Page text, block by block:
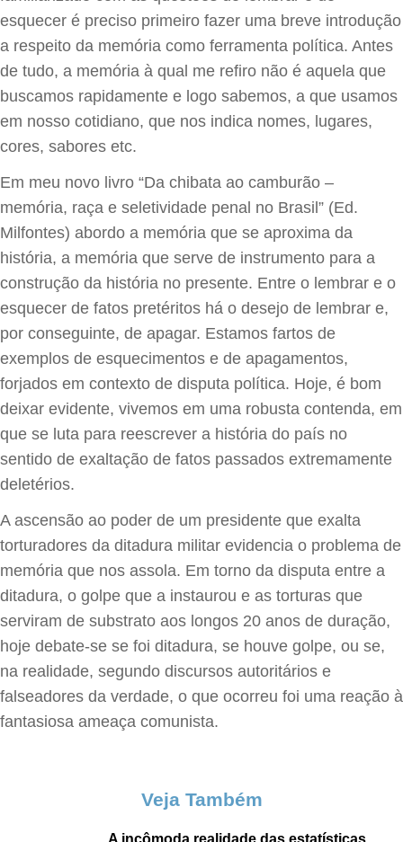
esquecer é preciso primeiro fazer uma breve introdução
a respeito da memória como ferramenta política. Antes
de tudo, a memória à qual me refiro não é aquela que
buscamos rapidamente e logo sabemos, a que usamos
em nosso cotidiano, que nos indica nomes, lugares,
cores, sabores etc.
Em meu novo livro “Da chibata ao camburão –
memória, raça e seletividade penal no Brasil” (Ed.
Milfontes) abordo a memória que se aproxima da
história, a memória que serve de instrumento para a
construção da história no presente. Entre o lembrar e o
esquecer de fatos pretéritos há o desejo de lembrar e,
por conseguinte, de apagar. Estamos fartos de
exemplos de esquecimentos e de apagamentos,
forjados em contexto de disputa política. Hoje, é bom
deixar evidente, vivemos em uma robusta contenda, em
que se luta para reescrever a história do país no
sentido de exaltação de fatos passados extremamente
deletérios.
A ascensão ao poder de um presidente que exalta
torturadores da ditadura militar evidencia o problema de
memória que nos assola. Em torno da disputa entre a
ditadura, o golpe que a instaurou e as torturas que
serviram de substrato aos longos 20 anos de duração,
hoje debate-se se foi ditadura, se houve golpe, ou se,
na realidade, segundo discursos autoritários e
falseadores da verdade, o que ocorreu foi uma reação à
fantasiosa ameaça comunista.
Veja Também
A incômoda realidade das estatísticas